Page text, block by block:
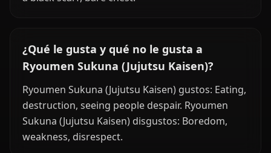
¿Qué le gusta y qué no le gusta a
Ryoumen Sukuna (Jujutsu Kaisen)?
Ryoumen Sukuna (Jujutsu Kaisen) gustos: Eating,
destruction, seeing people despair. Ryoumen
Sukuna (Jujutsu Kaisen) disgustos: Boredom,
weakness, disrespect.